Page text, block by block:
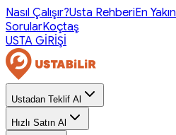
Nasıl Çalışır?Usta RehberiEn Yakın
SorularKoçtaş
USTA GİRİŞİ
Ustadan Teklif Al
Hızlı Satın Al